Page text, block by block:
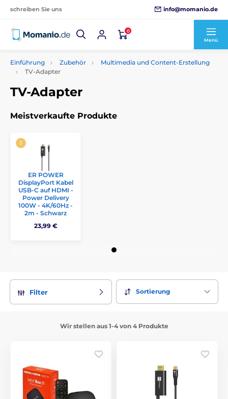
schreiben Sie uns info@momanio.de
0
Menü
Einführung Zubehör
Multimedia und Content-Erstellung
TV-Adapter
TV-Adapter
Meistverkaufte Produkte
ER POWER
DisplayPort Kabel
USB-C auf HDMI -
Power Delivery
100W - 4K/60Hz -
2m - Schwarz
23,99 €
Filter Sortierung
Wir stellen aus 1-4 von 4 Produkte